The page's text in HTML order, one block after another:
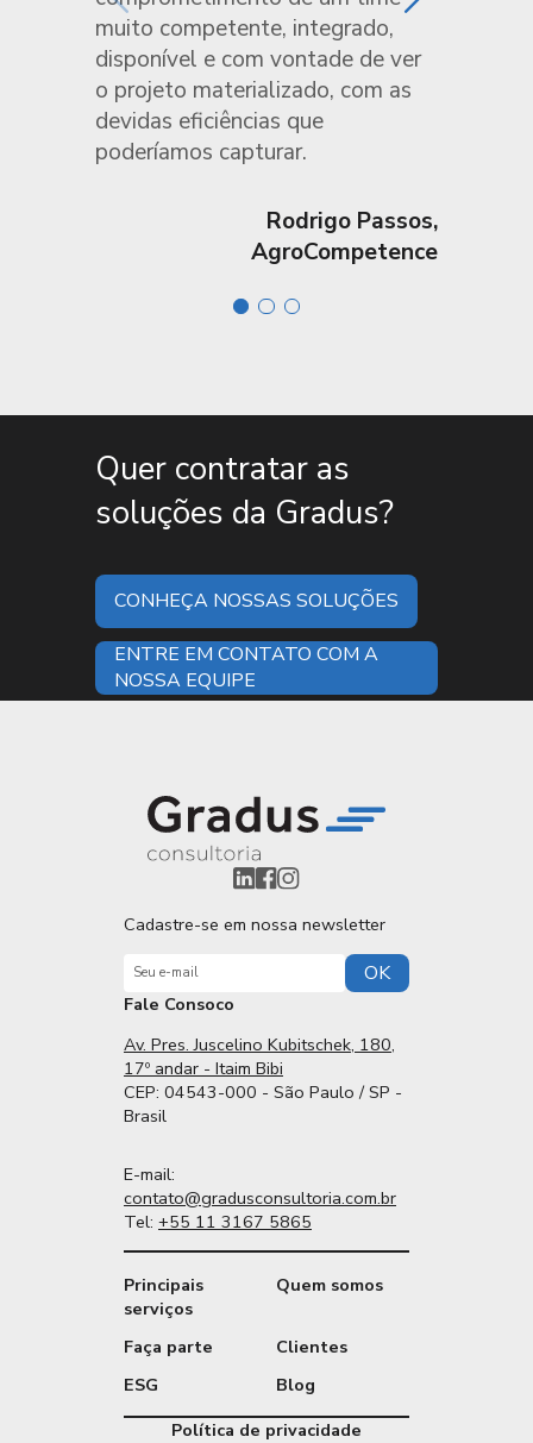
muito competente, integrado,
disponível e com vontade de ver
o projeto materializado, com as
devidas eficiências que
poderíamos capturar.
Rodrigo Passos,
AgroCompetence
Quer contratar as
soluções da Gradus?
CONHEÇA NOSSAS SOLUÇÕES
ENTRE EM CONTATO COM A
NOSSA EQUIPE
Cadastre-se em nossa newsletter
OK
Fale Consoco
Av. Pres. Juscelino Kubitschek, 180,
17º andar - Itaim Bibi
CEP: 04543-000 - São Paulo / SP -
Brasil
E-mail:
contato@gradusconsultoria.com.br
Tel: +55 11 3167 5865
Principais
serviços
Quem somos
Faça parte
Clientes
ESG
Blog
Política de privacidade